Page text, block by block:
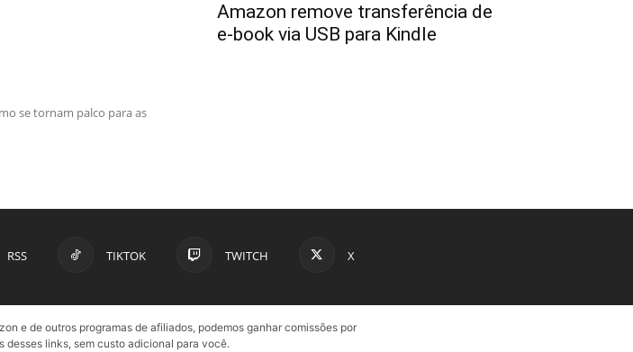
se tornam palco para as
Amazon remove transferência de
e-book via USB para Kindle
RSS TIKTOK TWITCH X
e de outros programas de afiliados, podemos ganhar comissões por
links, sem custo adicional para você.